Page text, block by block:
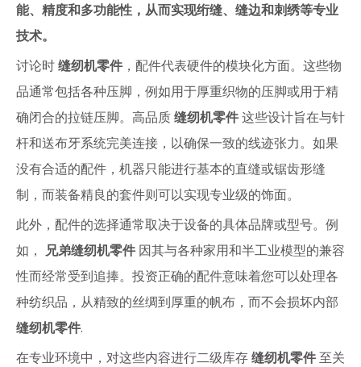
能、精度和多功能性，从而实现绗缝、缝边和刺绣等专业
技术。
讨论时缝纫机零件 ，配件代表硬件的模块化方面。这些物
品通常包括各种压脚，例如用于厚重织物的压脚或用于精
确闭合的拉链压脚。高品质缝纫机零件这些设计旨在与针
杆和送布牙系统完美连接，以确保一致的线迹张力。如果
没有合适的配件，机器只能进行基本的直缝或锯齿形缝
制，而装备精良的套件则可以实现专业级的饰面。
此外，配件的选择通常取决于设备的具体品牌或型号。例
如， 兄弟缝纫机零件 因其与各种家用和半工业模型的兼容
性而经常受到追捧。投资正确的配件意味着您可以处理各
种纺织品，从精致的丝绸到厚重的帆布，而不会损坏内部
缝纫机零件.
在专业环境中，对这些内容进行二级库存缝纫机零件至关